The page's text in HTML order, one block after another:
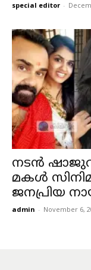
special editor -
നടൻ
മകൾ
ജനപ്രിയ
admin - November 6,